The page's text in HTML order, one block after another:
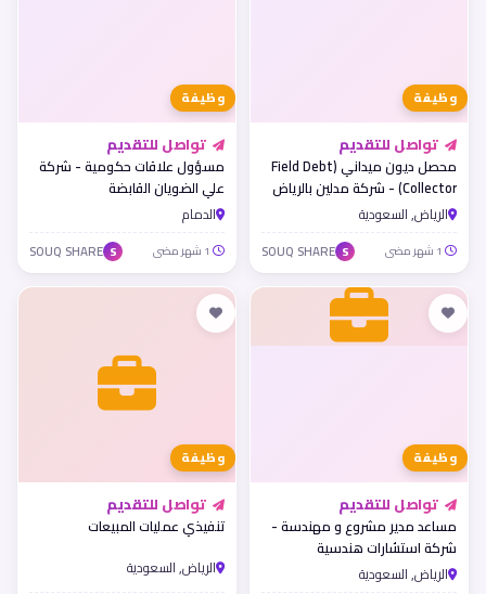
وظيفة
تواصل للتقديم
محصل ديون ميداني (Field Debt
Collector) - شركة مدلين بالرياض
الرياض, السعودية
S
SOUQ SHARE
وظيفة
تواصل للتقديم
مسؤول علاقات حكومية - شركة
علي الضويان القابضة
الدمام
S
SOUQ SHARE
وظيفة
تواصل للتقديم
مساعد مدير مشروع و مهندسة -
شركة استشارات هندسية
الرياض, السعودية
وظيفة
تواصل للتقديم
تنفيذي عمليات المبيعات
الرياض, السعودية